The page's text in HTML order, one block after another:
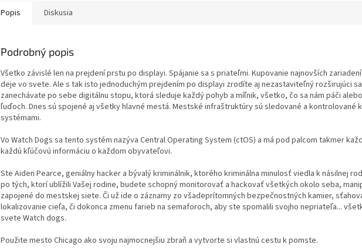
Popis Diskusia
Podrobný popis
Všetko závislé len na prejdení prstu po displayi. Spájanie sa s priateľmi. Kupovanie najnovších
deje vo svete. Ale s tak isto jednoduchým prejdením po displayi zrodíte aj nezastaviteľný rozširujúci
zanechávate po sebe digitálnu stopu, ktorá sleduje každý pohyb a míľnik, všetko, čo sa nám páči
ľuďoch. Dnes sú spojené aj všetky hlavné mestá. Mestské infraštruktúry sú sledované a kontrolované
systémami.
Vo Watch Dogs sa tento systém nazýva Central Operating System (ctOS) a má pod palcom takmer
každú kľúčovú informáciu o každom obyvateľovi.
Ste Aiden Pearce, geniálny hacker a bývalý kriminálnik, ktorého kriminálna minulosť viedla k násilnej
po tých, ktorí ublížili Vašej rodine, budete schopný monitorovať a hackovať všetkých okolo seba,
zapojené do mestskej siete. Či už ide o záznamy zo všadeprítomných bezpečnostných kamier,
lokalizovanie cieľa, či dokonca zmenu farieb na semaforoch, aby ste spomalili svojho nepriateľa...
svete Watch dogs.
Použite mesto Chicago ako svoju najmocnejšiu zbraň a vytvorte si vlastnú cestu k pomste.